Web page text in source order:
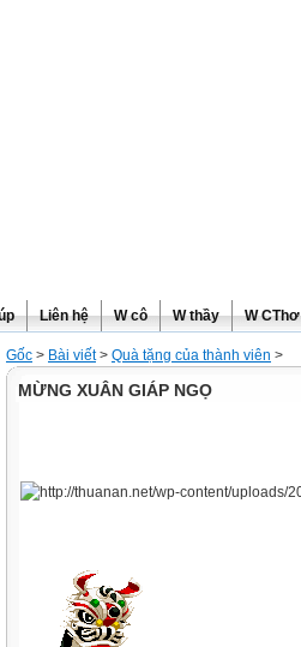
Liên hệ W cô W thầy W CThơ
Gốc > Bài viết> Quà tặng của thành viên >
MỪNG XUÂN GIÁP NGỌ